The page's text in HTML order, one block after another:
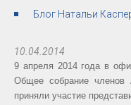
Блог Натальи
10.04.2014
9 апреля 2014 года в
Общее собрание
приняли участие